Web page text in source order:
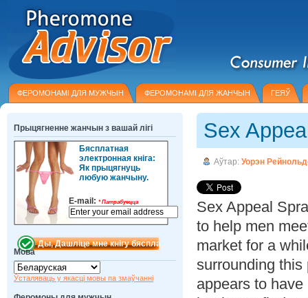
ФЕРОМОНАМІ ДЛЯ МУЖЧЫН ФЕРОМОНАМІ ДЛЯ ЖАНЧЫН ГЕЯЎ
Sex
Аўтар: Уорэн
Sex Appeal
to help men
market for a
surrounding this
appears to
Прыцягненне жанчын з вашай лігі
Бясплатная
электронная кніга:
Як прыцягнуць
любую жанчыну.
E-mail: *Патрабуецца
Мова
Ўсталяваць у якасці мовы па змаўчанні